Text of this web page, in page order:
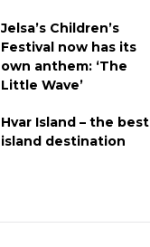
Jelsa’s Children’s
Festival now has its
own anthem: ‘The
Little Wave’
Hvar Island – the best
island destination